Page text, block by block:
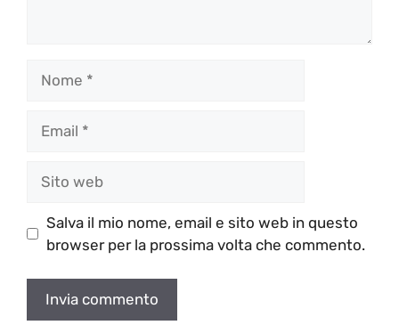
web
Salva il mio nome, email e sito web in questo
browser per la prossima volta che commento.